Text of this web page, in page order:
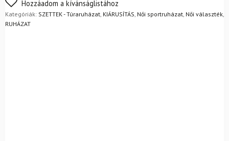
egyszerűen visszaküldheti 14 napon belül, indoklás nélkül.
Mik a visszaküldés feltételei?
Hozzáadom a kívánságlistához
Kategóriák: SZETTEK - Túraruházat, KIÁRUSÍTÁS, Női sportruházat, Női választék,
RUHÁZAT